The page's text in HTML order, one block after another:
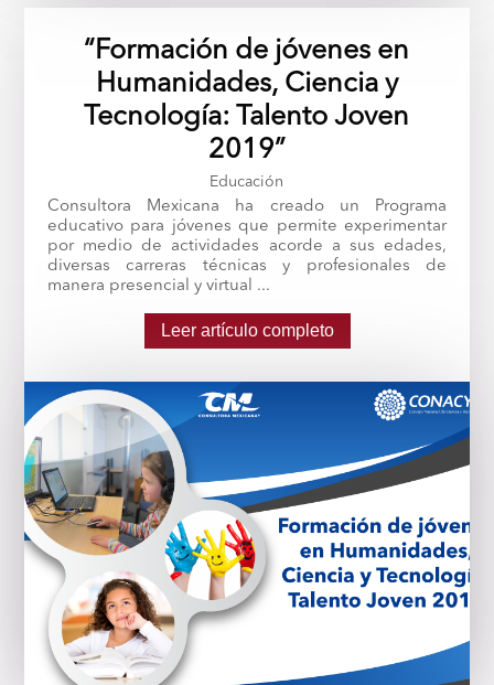
“Formación de jóvenes en
Humanidades, Ciencia y
Tecnología: Talento Joven
2019”
Educación
Consultora Mexicana ha creado un Programa
educativo para jóvenes que permite experimentar
por medio de actividades acorde a sus edades,
diversas carreras técnicas y profesionales de
manera presencial y virtual ...
Leer artículo completo